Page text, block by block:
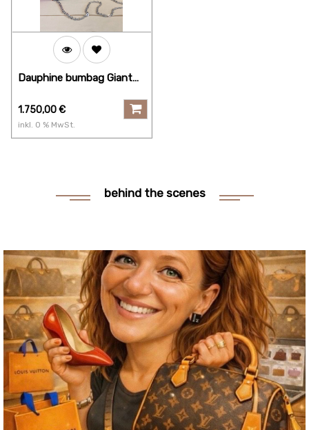
Dauphine bumbag Giant
1.750,00€
inkl. 0 % MwSt.
behind the scenes